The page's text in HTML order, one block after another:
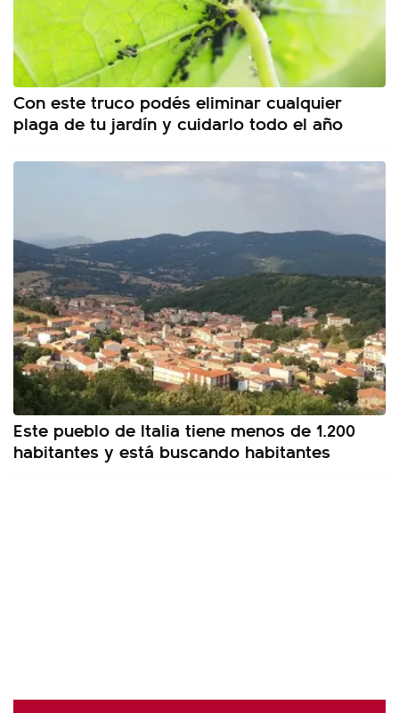
Con este truco podés eliminar cualquier
plaga de tu jardín y cuidarlo todo el año
Este pueblo de Italia tiene menos de 1.200
habitantes y está buscando habitantes